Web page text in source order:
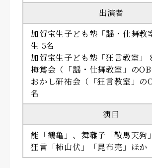
出演者
加賀宝生子ども塾「謡・仕舞教
生 5名
加賀宝生子ども塾「狂言教室」
梅鴬会（「謡・仕舞教室」の
おかし研祐会（「狂言教室」の
名
演目
能「鶴亀」、舞囃子「鞍馬天狗
狂言「柿山伏」「昆布売」ほか